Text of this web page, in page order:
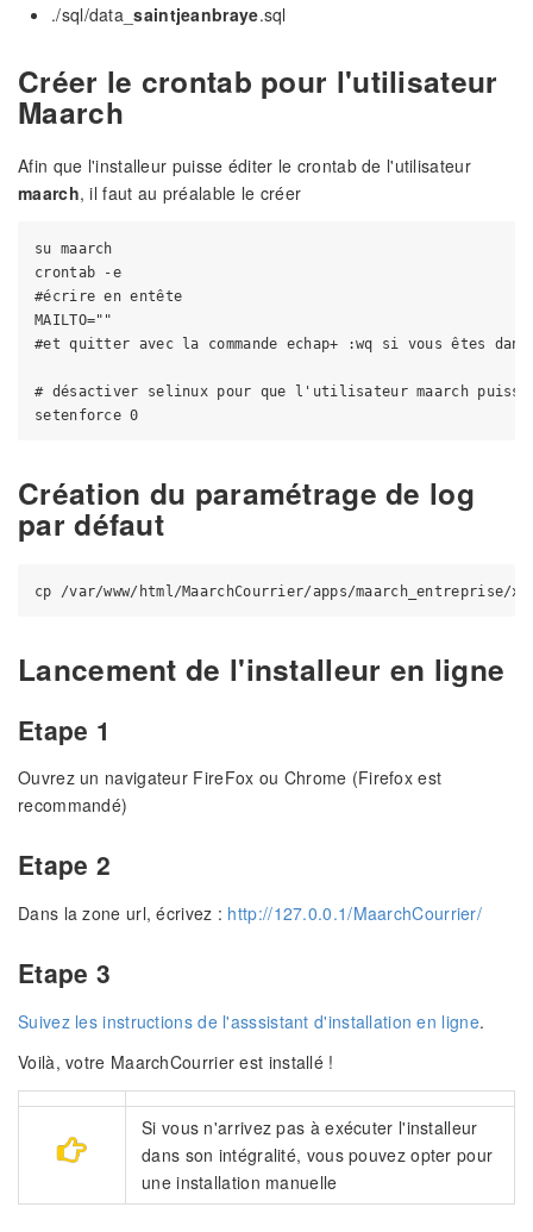
./sql/data_saintjeanbraye.sql
Créer le crontab pour l'utilisateur
Maarch
Afin que l'installeur puisse éditer le crontab de l'utilisateur
maarch, il faut au préalable le créer
su maarch
crontab -e
#écrire en entête
MAILTO=""
#et quitter avec la commande echap+ :wq si vous êtes
# désactiver selinux pour que l'utilisateur maarch
Création du paramétrage de log
par défaut
Lancement de l'installeur en ligne
Etape 1
Ouvrez un navigateur FireFox ou Chrome (Firefox est
recommandé)
Etape 2
Dans la zone url, écrivez : http://127.0.0.1/MaarchCourrier/
Etape 3
Suivez les instructions de l'asssistant d'installation en ligne.
Voilà, votre MaarchCourrier est installé !
Si vous n'arrivez pas à exécuter l'installeur
dans son intégralité, vous pouvez opter pour
une installation manuelle